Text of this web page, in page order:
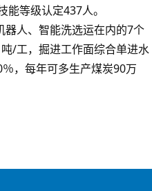
等级认定437人。
器人、智能洗选运在内的7个
/工，掘进工作面综合单进水
，每年可多生产煤炭90万